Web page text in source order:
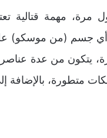
مرة، مهمة قتالية
أي جسم (من
يتكون من عدة
متطورة، بالإضافة